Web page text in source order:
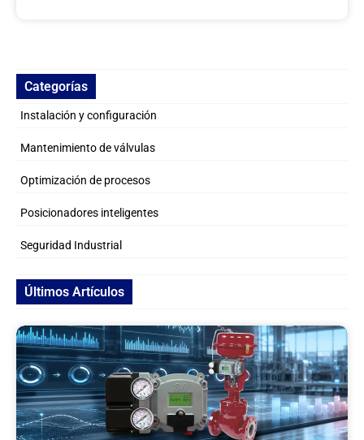
Categorías
Instalación y configuración
Mantenimiento de válvulas
Optimización de procesos
Posicionadores inteligentes
Seguridad Industrial
Últimos Artículos